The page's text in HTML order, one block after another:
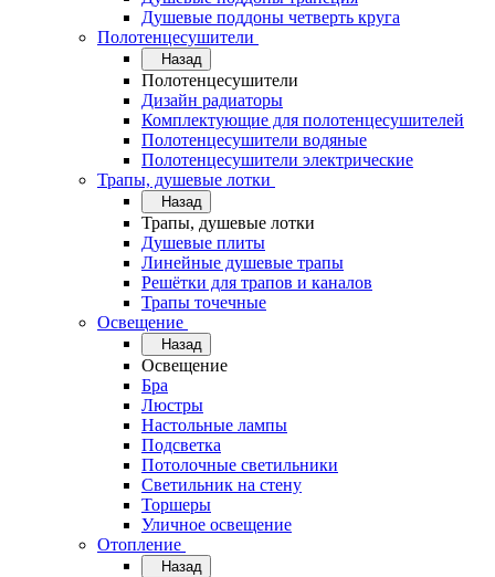
Душевые поддоны четверть круга
Полотенцесушители
Назад
Полотенцесушители
Дизайн радиаторы
Комплектующие для полотенцесушителей
Полотенцесушители водяные
Полотенцесушители электрические
Трапы, душевые лотки
Назад
Трапы, душевые лотки
Душевые плиты
Линейные душевые трапы
Решётки для трапов и каналов
Трапы точечные
Освещение
Назад
Освещение
Бра
Люстры
Настольные лампы
Подсветка
Потолочные светильники
Светильник на стену
Торшеры
Уличное освещение
Отопление
Назад